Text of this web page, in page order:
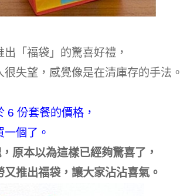
「福袋」的驚喜好禮，
失望，感覺像是在清庫存的手法。
6 份套餐的價格，
個了。
原本以為這樣已經夠驚喜了，
推出福袋，讓大家沾沾喜氣。